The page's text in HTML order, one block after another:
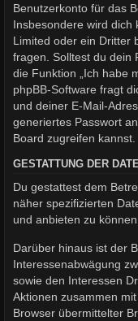
Benutzerkonto für das
Insbesondere wird dich
Limited oder ein Dritter
fragen. Solltest du dein
die Funktion „Ich habe
phpBB-Software fragt
und deiner E-Mail-
generiertes Passwort
Board zugreifen kannst.
GESTATTUNG DER
Du gestattest dem
näher spezifizierten
und anbieten zu
Darüber hinaus ist der
Interessenabwägung
sowie den Interessen
Aktionen zusammen
Browser übermittelter